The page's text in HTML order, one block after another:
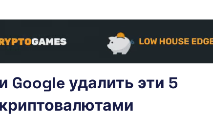
Google удалить эти 5